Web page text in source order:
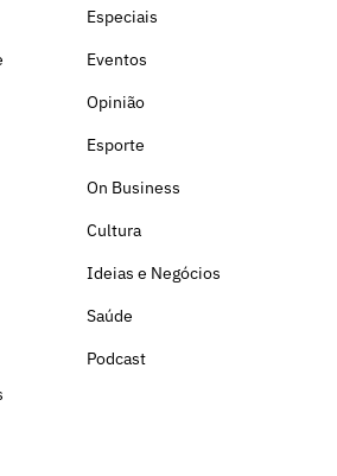
Especiais
Eventos
Opinião
Esporte
On Business
Cultura
Ideias e Negócios
Saúde
Podcast